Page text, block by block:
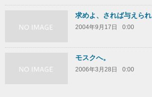
求めよ、されば与えられ
2004年9月17日 0:00
モスクへ。
2006年3月28日 0:00